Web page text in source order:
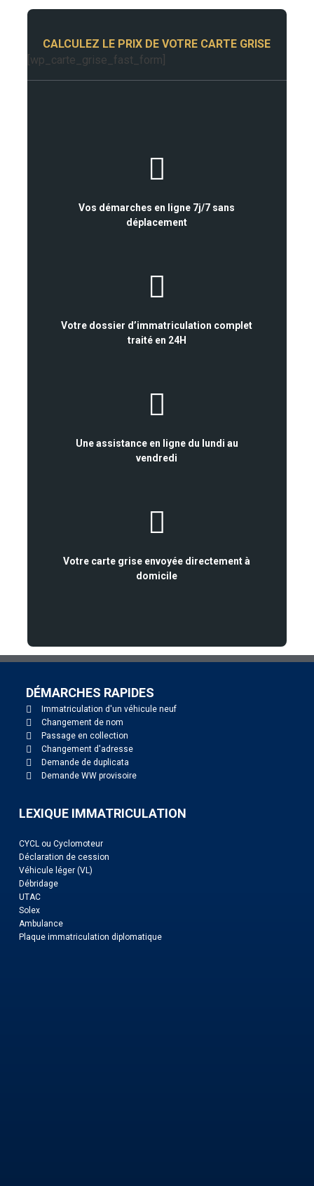
CALCULEZ LE PRIX DE VOTRE CARTE GRISE
[wp_carte_grise_fast_form]
Vos démarches en ligne 7j/7 sans
déplacement
Votre dossier d’immatriculation complet
traité en 24H
Une assistance en ligne du lundi au
vendredi
Votre carte grise envoyée directement à
domicile
DÉMARCHES RAPIDES
Immatriculation d'un véhicule neuf
Changement de nom
Passage en collection
Changement d'adresse
Demande de duplicata
Demande WW provisoire
LEXIQUE IMMATRICULATION
CYCL ou Cyclomoteur
Déclaration de cession
Véhicule léger (VL)
Débridage
UTAC
Solex
Ambulance
Plaque immatriculation diplomatique